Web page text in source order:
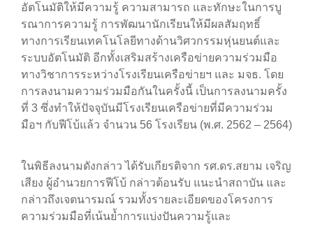
อัตโนมัติให้มีความรู้ ความสามารถ และทักษะในการบู
รณาการความรู้ การพัฒนานักเรียนให้มีผลสัมฤทธิ์
ทางการเรียนเทคโนโลยีทางด้านวิศวกรรมหุ่นยนต์และ
ระบบอัตโนมัติ อีกทั้งเสริมสร้างเครือข่ายความร่วมมือ
ทางวิชาการระหว่างโรงเรียนเครือข่ายฯ และ มจธ. โดย
การลงนามความร่วมมือกันในครั้งนี้ เป็นการลงนามครั้ง
ที่ 3 ซึ่งทำให้ปัจจุบันมีโรงเรียนเครือข่ายที่มีความร่วม
มือฯ กับฟีโบ้แล้ว จำนวน 56 โรงเรียน (พ.ศ. 2562 – 2564)
ในพิธีลงนามดังกล่าว ได้รับเกียรติจาก รศ.ดร.สยาม เจริญ
เสียง ผู้อำนวยการฟีโบ้ กล่าวต้อนรับ แนะนำสถาบัน และ
กล่าวถึงเจตนารมณ์ รวมทั้งรายละเอียดของโครงการ
ความร่วมมือที่เน้นย้ำการแบ่งปันความรู้และ